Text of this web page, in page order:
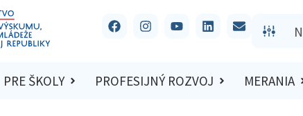
PRE ŠKOLY PROFESIJNÝ ROZVOJ MERANIA